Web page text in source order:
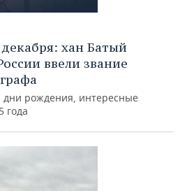
хан Батый
ввели звание
рождения, интересные
года